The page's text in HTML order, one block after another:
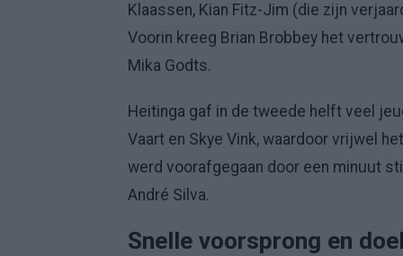
Klaassen, Kian Fitz-Jim (die zijn
Voorin kreeg Brian Brobbey het
Mika Godts.
Heitinga gaf in de tweede helft veel
Vaart en Skye Vink, waardoor vrijwel
werd voorafgegaan door een minuut
André Silva.
Snelle voorsprong en